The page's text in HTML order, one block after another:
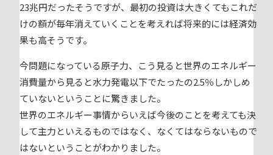
23兆円だったそうですが、最初の投資は大きくてもこれだ
けの額が毎年消えていくことを考えれば将来的には経済効
果も高そうです。
今問題になっている原子力、こう見ると世界のエネルギー
消費量から見ると水力発電以下でたったの2.5％しかしめ
ていないということに驚きました。
世界のエネルギー事情からいえば今後のことを考えても決
して主力といえるものではなく、なくてはならないもので
はないということがわかりました。